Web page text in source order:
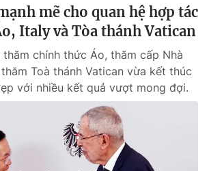
Podcast
Infographic
Shorts video
VTV Thể thao
mẽ cho quan hệ hợp tác
Italy và Tòa thánh Vatican
thăm chính thức Áo, thăm cấp Nhà
Toà thánh Vatican vừa kết thúc
với nhiều kết quả vượt mong đợi.